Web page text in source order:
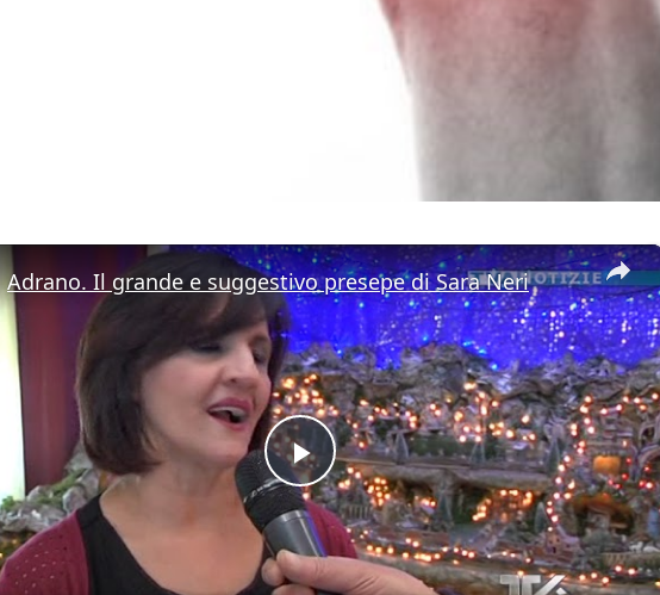
×
Play Video
Adrano. Il grande e suggestivo presepe di Sara Neri